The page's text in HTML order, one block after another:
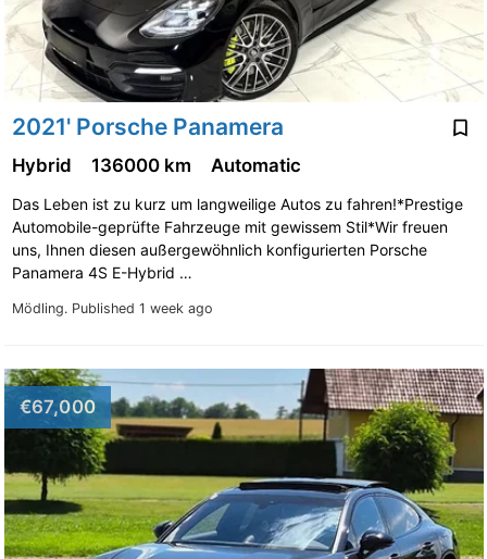
2021' Porsche Panamera
Mödling. Published 1 week ago
Hybrid 136000 km Automatic
Das Leben ist zu kurz um langweilige Autos zu fahren!*Prestige
Automobile-geprüfte Fahrzeuge mit gewissem Stil*Wir freuen
uns, Ihnen diesen außergewöhnlich konfigurierten Porsche
Panamera 4S E-Hybrid …
€67,000